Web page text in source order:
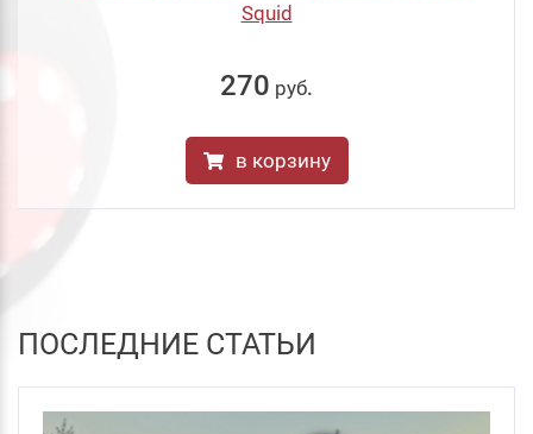
Squid
270 руб.
в корзину
ПОСЛЕДНИЕ СТАТЬИ